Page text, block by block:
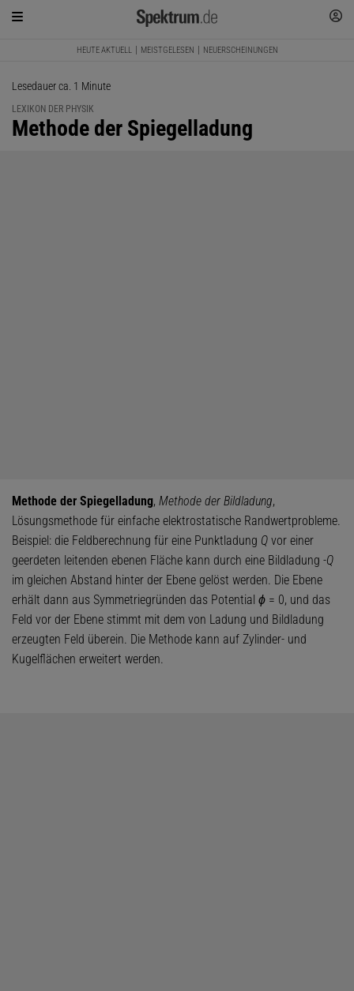
HEUTE AKTUELL MEISTGELESEN NEUERSCHEINUNGEN
Lesedauer ca. 1 Minute
LEXIKON DER PHYSIK
:
Methode der Spiegelladung
Methode der Spiegelladung, Methode der Bildladung,
Lösungsmethode für einfache elektrostatische Randwertprobleme.
Beispiel: die Feldberechnung für eine Punktladung Q vor einer
geerdeten leitenden ebenen Fläche kann durch eine Bildladung -Q
im gleichen Abstand hinter der Ebene gelöst werden. Die Ebene
erhält dann aus Symmetriegründen das Potential ϕ = 0, und das
Feld vor der Ebene stimmt mit dem von Ladung und Bildladung
erzeugten Feld überein. Die Methode kann auf Zylinder- und
Kugelflächen erweitert werden.